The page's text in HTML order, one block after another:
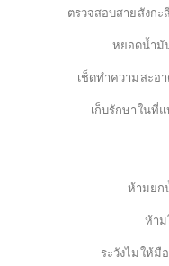
ตรวจสอบสายสังกะ
หยอดน้ำมั
เช็ดทำความสะอ
เก็บรักษาในที่
ห้ามยก
ห้าม
ระวังไม่ให้มื